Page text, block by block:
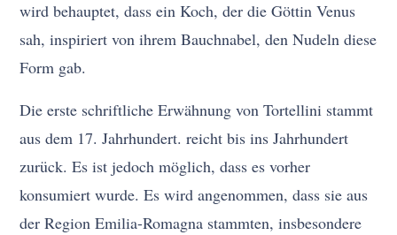
wird behauptet, dass ein Koch, der die Göttin Venus
sah, inspiriert von ihrem Bauchnabel, den Nudeln diese
Form gab.
Die erste schriftliche Erwähnung von Tortellini stammt
aus dem 17. Jahrhundert. reicht bis ins Jahrhundert
zurück. Es ist jedoch möglich, dass es vorher
konsumiert wurde. Es wird angenommen, dass sie aus
der Region Emilia-Romagna stammten, insbesondere